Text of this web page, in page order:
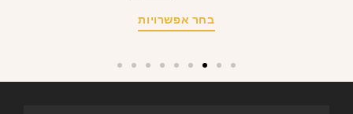
בחר אפשרויות